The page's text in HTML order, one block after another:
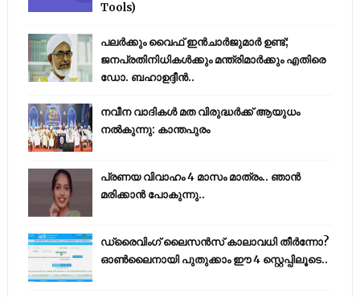
Tools)
പലർക്കും വൈഫ് ഇൻചാർജുമാർ ഉണ്ട്;
ജനപ്രതിനിധികൾക്കും മന്ത്രിമാർക്കും എതിരെ
ഡോ. ബഹാഉദ്ദീൻ..
നവീന വാദികൾ മത വിരുദ്ധർക്ക് ആയുധം
നൽകുന്നു: കാന്തപുരം
പ്രണയ വിവാഹം 4 മാസം മാത്രം.. ഞാൻ
മരിക്കാൻ പോകുന്നു..
ഡ്രൈവിംഗ് ലൈസൻസ് കാലാവധി തീർന്നോ?
ഓൺലൈനായി പുതുക്കാം ഈ 4 സ്റ്റെപ്പിലൂടെ..